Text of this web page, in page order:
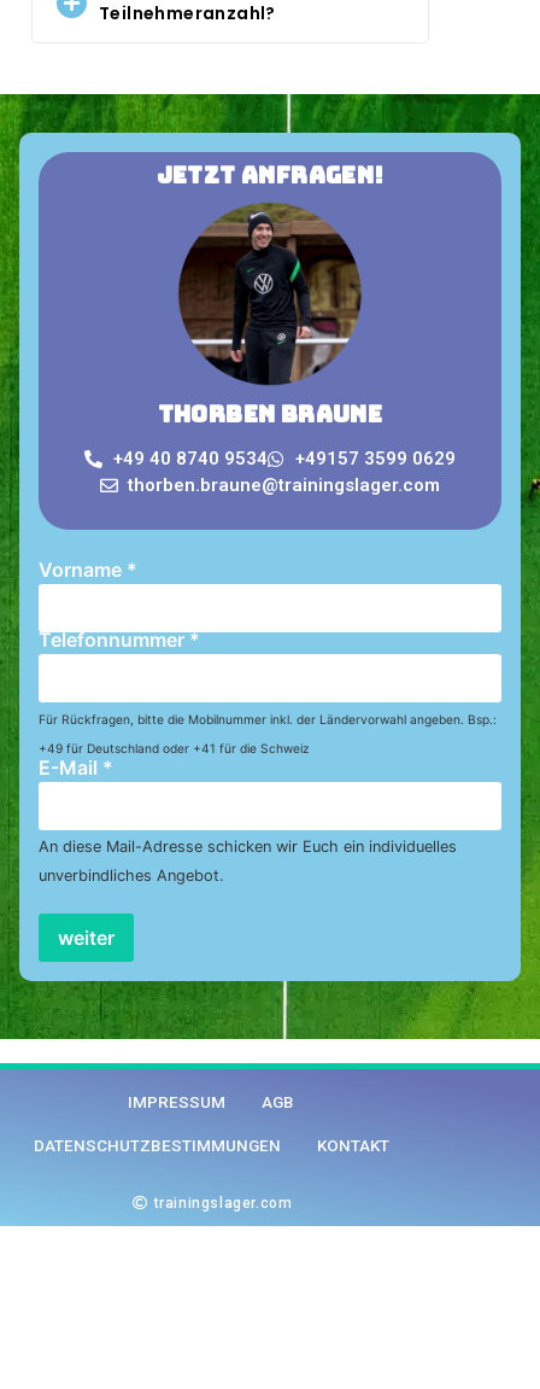
Teilnehmeranzahl?
Jetzt anfragen!
Thorben Braune
+49 40 8740 9534
+49157 3599 0629
thorben.braune@trainingslager.com
Vorname *
Telefonnummer*
Für Rückfragen, bitte die Mobilnummer inkl. der Ländervorwahl angeben. Bsp.:
+49 für Deutschland oder +41 für die Schweiz
E-Mail *
An diese Mail-Adresse schicken wir Euch ein individuelles
unverbindliches Angebot.
weiter
IMPRESSUM AGB
DATENSCHUTZBESTIMMUNGEN KONTAKT
trainingslager.com